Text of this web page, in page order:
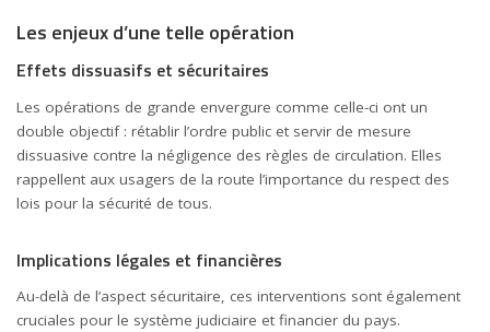
Les enjeux d’une telle opération
Effets dissuasifs et sécuritaires
Les opérations de grande envergure comme celle-ci ont un
double objectif : rétablir l’ordre public et servir de mesure
dissuasive contre la négligence des règles de circulation. Elles
rappellent aux usagers de la route l’importance du respect des
lois pour la sécurité de tous.
Implications légales et financières
Au-delà de l’aspect sécuritaire, ces interventions sont également
cruciales pour le système judiciaire et financier du pays.